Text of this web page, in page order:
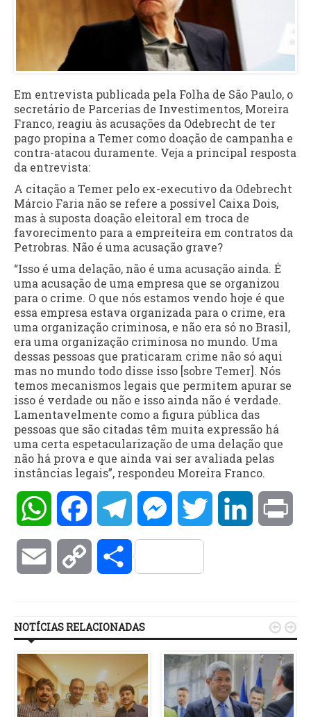
Em entrevista publicada pela Folha de São Paulo, o
secretário de Parcerias de Investimentos, Moreira
Franco, reagiu às acusações da Odebrecht de ter
pago propina a Temer como doação de campanha e
contra-atacou duramente. Veja a principal resposta
da entrevista:
A citação a Temer pelo ex-executivo da Odebrecht
Márcio Faria não se refere a possível Caixa Dois,
mas à suposta doação eleitoral em troca de
favorecimento para a empreiteira em contratos da
Petrobras. Não é uma acusação grave?
“Isso é uma delação, não é uma acusação ainda. É
uma acusação de uma empresa que se organizou
para o crime. O que nós estamos vendo hoje é que
essa empresa estava organizada para o crime, era
uma organização criminosa, e não era só no Brasil,
era uma organização criminosa no mundo. Uma
dessas pessoas que praticaram crime não só aqui
mas no mundo todo disse isso [sobre Temer]. Nós
temos mecanismos legais que permitem apurar se
isso é verdade ou não e isso ainda não é verdade.
Lamentavelmente como a figura pública das
pessoas que são citadas têm muita expressão há
uma certa espetacularização de uma delação que
não há prova e que ainda vai ser avaliada pelas
instâncias legais”, respondeu Moreira Franco.
WhatsAppFacebookTelegramMessengerTwitter LinkedIn
Email Copy Compartilhar
NOTÍCIAS RELACIONADAS  